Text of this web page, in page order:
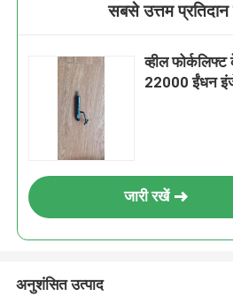
सबसे उत्तम प्रतिदान
व्हील
22000 ईंधन
जारी रखें
अनुशंसित उत्पाद